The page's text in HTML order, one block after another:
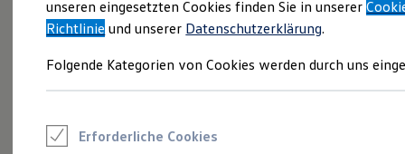
E-Auto-Förderung
Volkswagen Marktplatz
Junge Gebrauchtwagen und Gebrauchtwagen
Saisonangebote
unseren eingesetzten Cookies finden Sie in unserer
Richtlinie und unserer Datenschutzerklärung.
Folgende Kategorien von Cookies werden durch uns
Erforderliche Cookies